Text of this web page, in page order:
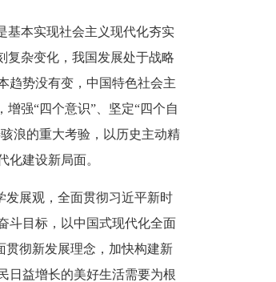
基本实现社会主义现代化夯实
复杂变化，我国发展处于战略
趋势没有变，中国特色社会主
强“四个意识”、坚定“四个自
浪的重大考验，以历史主动精
建设新局面。
发展观，全面贯彻习近平新时
斗目标，以中国式现代化全面
贯彻新发展理念，加快构建新
日益增长的美好生活需要为根